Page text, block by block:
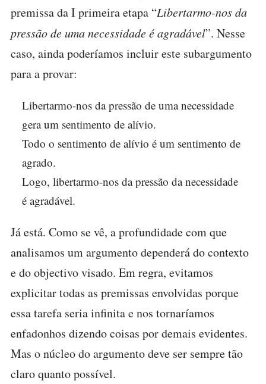
premissa da I primeira etapa “Libertarmo-nos da
pressão de uma necessidade é agradável”. Nesse
caso, ainda poderíamos incluir este subargumento
para a provar:
Libertarmo-nos da pressão de uma necessidade
gera um sentimento de alívio.
Todo o sentimento de alívio é um sentimento de
agrado.
Logo, libertarmo-nos da pressão da necessidade
é agradável.
Já está. Como se vê, a profundidade com que
analisamos um argumento dependerá do contexto
e do objectivo visado. Em regra, evitamos
explicitar todas as premissas envolvidas porque
essa tarefa seria infinita e nos tornaríamos
enfadonhos dizendo coisas por demais evidentes.
Mas o núcleo do argumento deve ser sempre tão
claro quanto possível.